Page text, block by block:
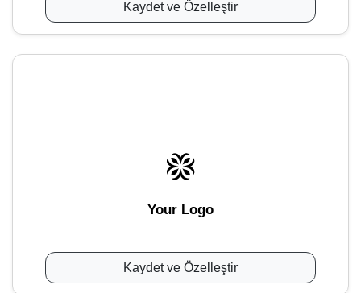
Kaydet ve Özelleştir
Your Logo
Kaydet ve Özelleştir